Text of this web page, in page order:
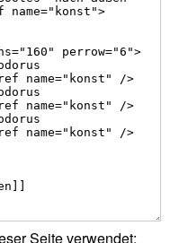
Seite verwendet: